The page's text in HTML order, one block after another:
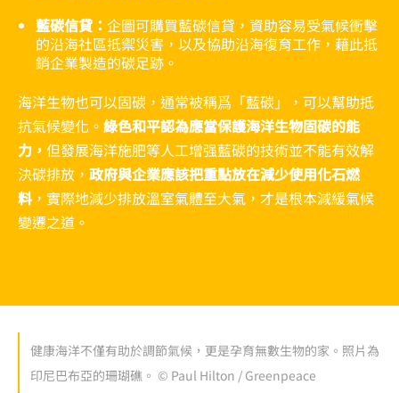
藍碳信貸： 企圖可購買藍碳信貸，資助容易受氣候衝擊
的沿海社區抵禦災害，以及協助沿海復育工作，藉此抵
銷企業製造的碳足跡。
海洋生物也可以固碳，通常被稱爲「藍碳」，可以幫助抵
抗氣候變化。 綠色和平認為應當保護海洋生物固碳的能
力， 但發展海洋施肥等人工增强藍碳的技術並不能有效解
決碳排放， 政府與企業應該把重點放在減少使用化石燃
料，實際地減少排放溫室氣體至大氣，才是根本減緩氣候
變遷之道。
健康海洋不僅有助於調節氣候，更是孕育無數生物的家。照片為
印尼巴布亞的珊瑚礁。 © Paul Hilton / Greenpeace